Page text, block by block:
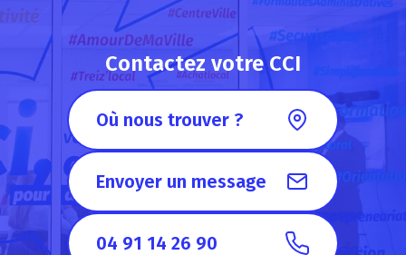
Contactez votre CCI
Où nous trouver ?
Envoyer un message
04 91 14 26 90